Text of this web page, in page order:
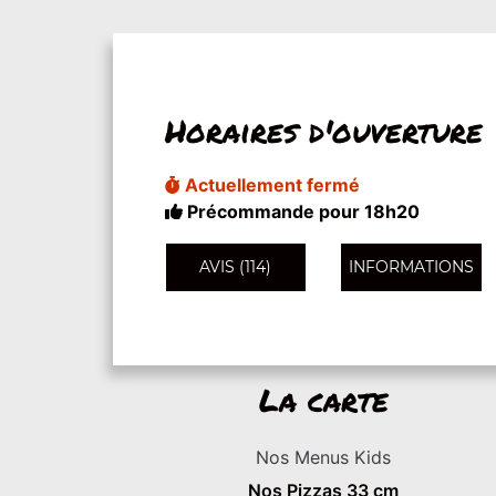
Horaires d'ouverture
Actuellement fermé
Précommande pour 18h20
AVIS (114) INFORMATIONS
La carte
Nos Menus Kids
Nos Pizzas 33 cm